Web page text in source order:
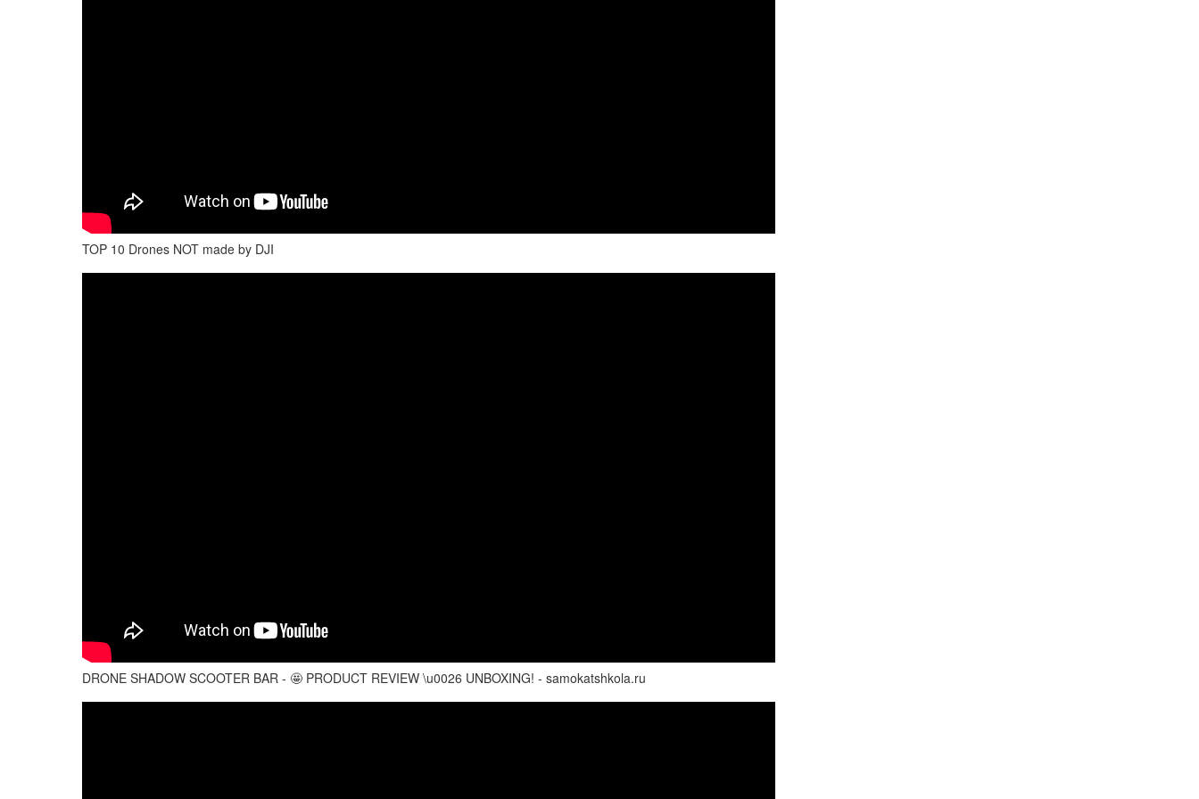
TOP 10 Drones NOT made by DJI
DRONE SHADOW SCOOTER BAR - 🤩 PRODUCT REVIEW \u0026 UNBOXING! - samokatshkola.ru